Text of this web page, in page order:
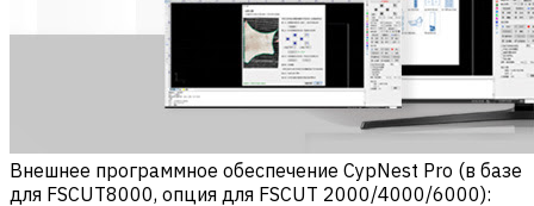
Внешнее программное обеспечение CypNest Pro (в базе
для FSCUT8000, опция для FSCUT 2000/4000/6000):